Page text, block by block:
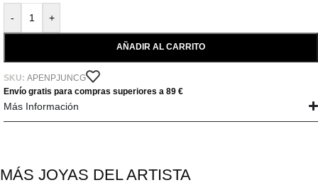
- +
AÑADIR AL CARRITO
SKU: APENPJUNCG
Envío gratis para compras superiores a 89 €
Más Información
MÁS JOYAS DEL ARTISTA